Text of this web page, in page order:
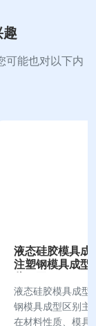
趣
可能也对以下内
模具成型和
具成型有哪
具成型与注塑
区别主要体现
质、模具结构、